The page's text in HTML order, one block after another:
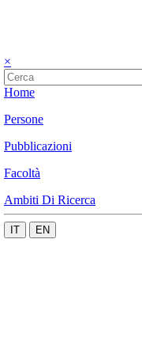
×
Home
Persone
Pubblicazioni
Facoltà
Ambiti Di Ricerca
IT EN